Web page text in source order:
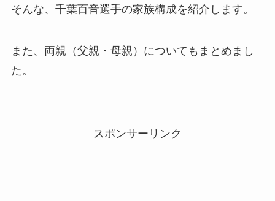
そんな、千葉百音選手の家族構成を紹介します。
また、両親（父親・母親）についてもまとめまし
た。
スポンサーリンク